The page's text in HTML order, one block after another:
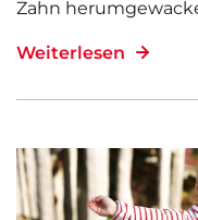
Zahn
Weiterlesen